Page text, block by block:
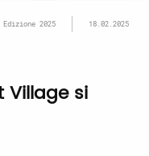
Edizione 2025 18.02.2025
Village si